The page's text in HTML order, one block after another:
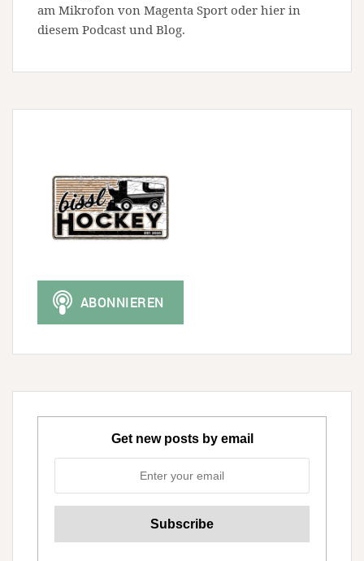
am Mikrofon von Magenta Sport oder hier in
diesem Podcast und Blog.
Get new posts by email